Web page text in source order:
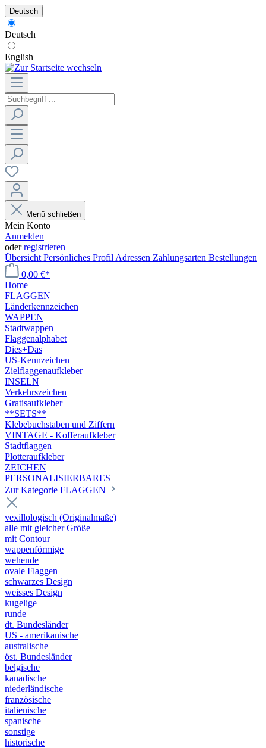
Deutsch
Deutsch
English
Menü schließen
Mein Konto
Anmelden
oderregistrieren
Übersicht Persönliches Profil Adressen Zahlungsarten Bestellungen
0,00 €*
Home
FLAGGEN
Länderkennzeichen
WAPPEN
Stadtwappen
Flaggenalphabet
Dies+Das
US-Kennzeichen
Zielflaggenaufkleber
INSELN
Verkehrszeichen
Gratisaufkleber
**SETS**
Klebebuchstaben und Ziffern
VINTAGE - Kofferaufkleber
Stadtflaggen
Plotteraufkleber
ZEICHEN
PERSONALISIERBARES
Zur Kategorie FLAGGEN
vexillologisch (Originalmaße)
alle mit gleicher Größe
mit Contour
wappenförmige
wehende
ovale Flaggen
schwarzes Design
weisses Design
kugelige
runde
dt. Bundesländer
US - amerikanische
australische
öst. Bundesländer
belgische
kanadische
niederländische
französische
italienische
spanische
sonstige
historische